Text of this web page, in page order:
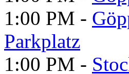
1:00 PM -
Parkplatz
1:00 PM -